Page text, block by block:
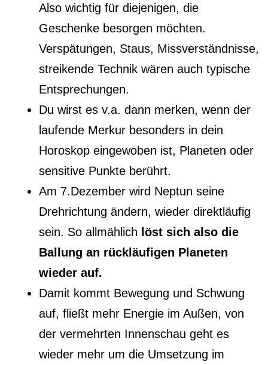
Also wichtig für diejenigen, die
Geschenke besorgen möchten.
Verspätungen, Staus, Missverständnisse,
streikende Technik wären auch typische
Entsprechungen.
Du wirst es v.a. dann merken, wenn der
laufende Merkur besonders in dein
Horoskop eingewoben ist, Planeten oder
sensitive Punkte berührt.
Am 7.Dezember wird Neptun seine
Drehrichtung ändern, wieder direktläufig
sein. So allmählich löst sich also die
Ballung an rückläufigen Planeten
wieder auf.
Damit kommt Bewegung und Schwung
auf, fließt mehr Energie im Außen, von
der vermehrten Innenschau geht es
wieder mehr um die Umsetzung im